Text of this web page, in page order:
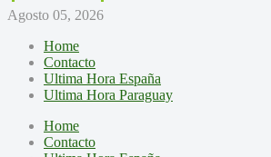
Agosto 05, 2026
Home
Contacto
Ultima Hora España
Ultima Hora Paraguay
Home
Contacto